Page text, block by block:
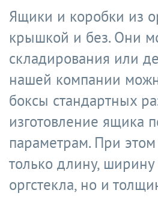
Ящики и коробки из
крышкой и без. Они
складирования или
нашей компании
боксы стандартных
изготовление ящика
параметрам. При
только длину,
оргстекла, но и